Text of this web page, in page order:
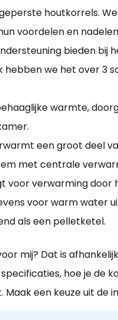
houtkorrels.
voordelen en
bieden bij
hebben we het over 3
warmte,
een groot deel
met centrale
voor verwarming door
voor warm water
als een pelletketel.
mij? Dat is
hoe je de
een keuze uit de